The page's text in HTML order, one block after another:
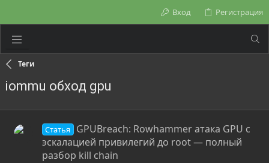
Вход Регистрация
Теги
iommu обход gpu
Статья
GPUBreach: Rowhammer атака GPU с
эскалацией привилегий до root — полный
разбор kill chain